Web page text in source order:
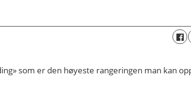
som er den høyeste rangeringen man kan